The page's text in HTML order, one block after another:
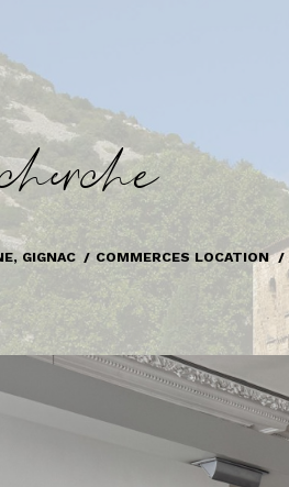
ece
GIGNAC COMMERCES LOCATION